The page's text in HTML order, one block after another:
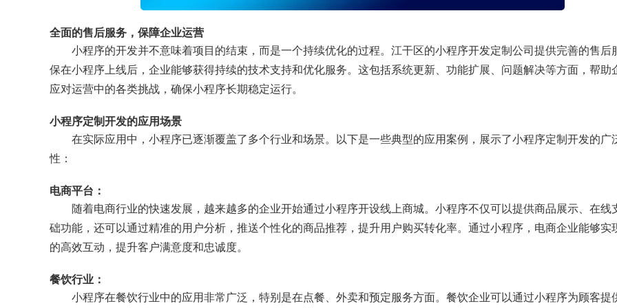
全面的售后服务，保障企业运营
小程序的开发并不意味着项目的结束，而是一个持续优化的过程。江干区的小程序开发定制公司提供完善的售后
保在小程序上线后，企业能够获得持续的技术支持和优化服务。这包括系统更新、功能扩展、问题解决等方面，帮助
应对运营中的各类挑战，确保小程序长期稳定运行。
小程序定制开发的应用场景
在实际应用中，小程序已逐渐覆盖了多个行业和场景。以下是一些典型的应用案例，展示了小程序定制开发的广
性：
电商平台：
随着电商行业的快速发展，越来越多的企业开始通过小程序开设线上商城。小程序不仅可以提供商品展示、在线
础功能，还可以通过精准的用户分析，推送个性化的商品推荐，提升用户购买转化率。通过小程序，电商企业能够实
的高效互动，提升客户满意度和忠诚度。
餐饮行业：
小程序在餐饮行业中的应用非常广泛，特别是在点餐、外卖和预定服务方面。餐饮企业可以通过小程序为顾客提